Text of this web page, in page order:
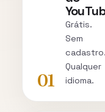
01
Grátis.
Sem
Qualquer
idioma.